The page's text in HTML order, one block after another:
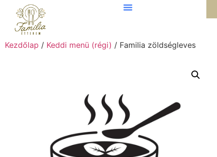
Kezdőlap / Keddi menü (régi) / Familia zöldségleves